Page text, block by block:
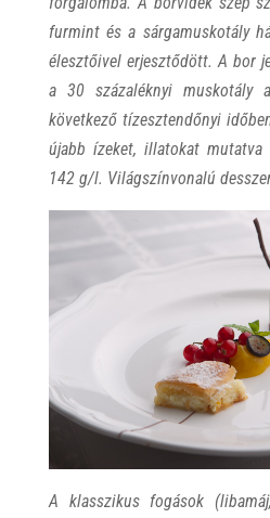
furmint és a sárgamuskotály
élesztőivel erjesztődött. A bor
a 30 százaléknyi muskotály
következő tízesztendőnyi
újabb ízeket, illatokat mutatva
142 g/l. Világszínvonalú
A klasszikus fogások